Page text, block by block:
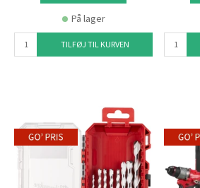
På lager
TILFØJ TIL KURVEN